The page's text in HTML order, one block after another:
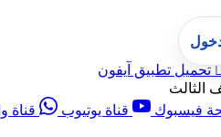
تحميل تطبيق آيفون
الثالث
فيسبوك قناة يوتيوب قناة